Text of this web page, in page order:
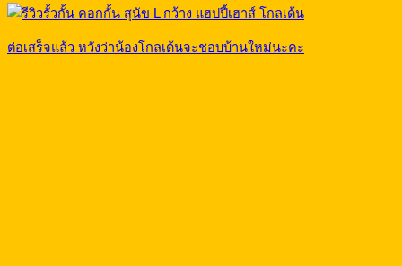
ต่อเสร็จแล้ว หวังว่าน้องโกลเด้นจะชอบบ้านใหม่นะคะ